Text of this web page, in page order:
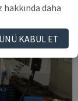
daha
KABUL ET